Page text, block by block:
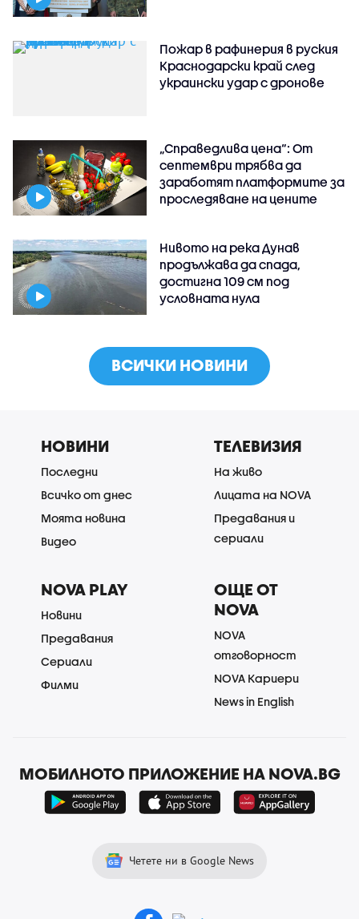
Пожар в рафинерия в руския
Краснодарски край след
украински удар с дронове
„Справедлива цена“: От
септември трябва да
заработят платформите за
проследяване на цените
Нивото на река Дунав
продължава да спада,
достигна 109 см под
условната нула
ВСИЧКИ НОВИНИ
НОВИНИ
Последни
Всичко от днес
Моята новина
Видео
ТЕЛЕВИЗИЯ
На живо
Лицата на NOVA
Предавания и
сериали
NOVA PLAY
Новини
Предавания
Сериали
Филми
ОЩЕ ОТ
NOVA
NOVA
отговорност
NOVA Кариери
News in English
МОБИЛНОТО ПРИЛОЖЕНИЕ НА NOVA.BG
Четете ни в Google News